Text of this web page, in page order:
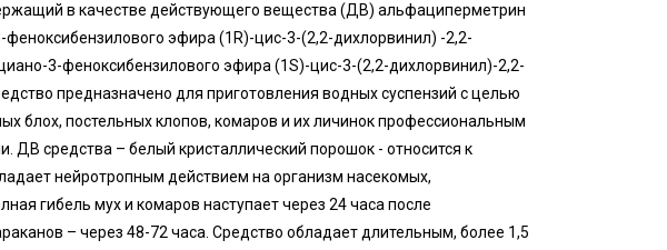
в качестве действующего вещества (ДВ) альфациперметрин
эфира (1R)-цис-3-(2,2-дихлорвинил) -2,2-
3-феноксибензилового эфира (1S)-цис-3-(2,2-дихлорвинил)-2,2-
предназначено для приготовления водных суспензий с целью
блох, постельных клопов, комаров и их личинок профессиональным
ДВ средства – белый кристаллический порошок - относится к
нейротропным действием на организм насекомых,
гибель мух и комаров наступает через 24 часа после
– через 48-72 часа. Средство обладает длительным, более 1,5